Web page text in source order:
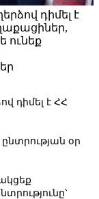
դիմել է
ունեք
դիմել է ՀՀ
օր